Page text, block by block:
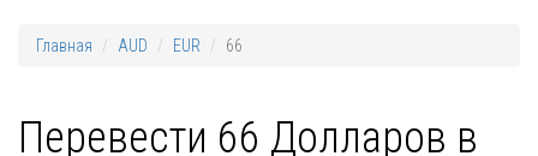
Главная AUD EUR 66
Перевести 66 Долларов в